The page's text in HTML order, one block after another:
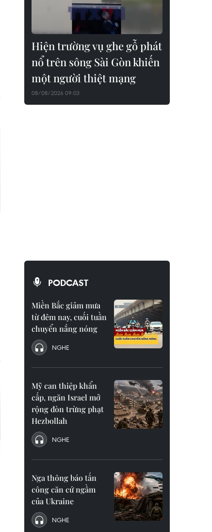
Hiện trường vụ ghe gỗ phát
nổ trên sông Sài Gòn khiến
một người thiệt mạng
08/08/2026 09:03
PODCAST
Miền Bắc giảm mưa
từ đêm nay, cuối tuần
chuyển nắng nóng
NGHE
Mỹ can thiệp khẩn
cấp, ngăn Israel mở
rộng đòn trừng phạt
Hezbollah
NGHE
Nga thông báo tấn
công căn cứ ngầm
của Ukraine
NGHE